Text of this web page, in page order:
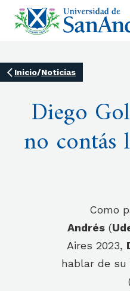
Inicio/Noticias
Diego
no contás
Como
Andrés (
Aires 2023,
hablar de su